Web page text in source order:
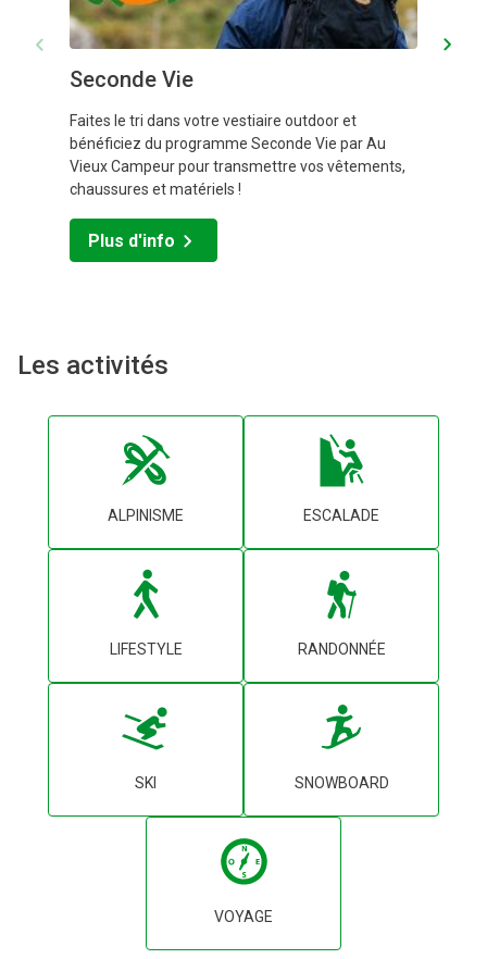
Venir chez Au Vieux Campeur, c’est bien plus qu’un simple
shopping. Contrairement à l'atmosphère impersonnelle des
centres commerciaux modernes, nos boutiques sont
l’univers des activités pour lesquelles nos produits sont
conçus.
Seconde Vie
Faites le tri dans votre vestiaire outdoor et
bénéficiez du programme Seconde Vie par Au
Vieux Campeur pour transmettre vos vêtements,
chaussures et matériels !
Plus d'info
Les activités
ALPINISME ESCALADE
LIFESTYLE RANDONNÉE
SKI SNOWBOARD
VOYAGE